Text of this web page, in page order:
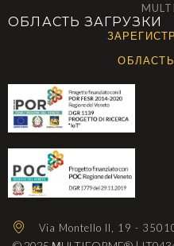
ОБЛАСТЬ ЗАГРУЗКИ
Via Montello II, 19 -